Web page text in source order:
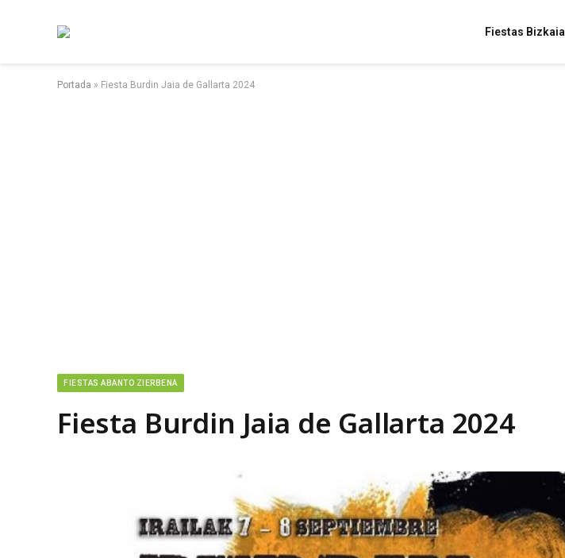
Fiestas Bizkaia
Portada » Fiesta Burdin Jaia de Gallarta 2024
FIESTAS ABANTO ZIERBENA
Fiesta Burdin Jaia de Gallarta 2024